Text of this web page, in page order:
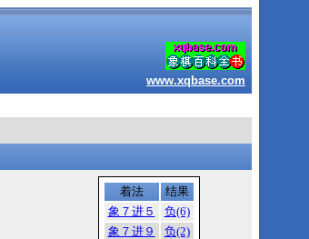
www.xqbase.com
着法
结果
象７进５
负(6)
象７进９
负(2)